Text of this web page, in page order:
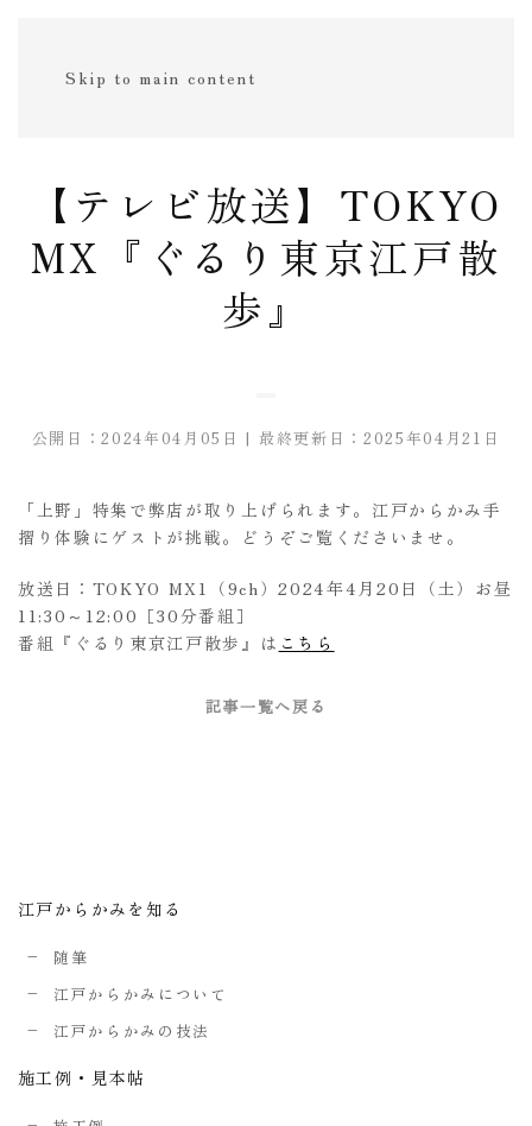
Skip to main content
【テレビ放送】TOKYO
MX『ぐるり東京江戸散
歩』
公開日：2024年04月05日 | 最終更新日：2025年04月21日
「上野」特集で弊店が取り上げられます。江戸からかみ手
摺り体験にゲストが挑戦。どうぞご覧くださいませ。
放送日：TOKYO MX1（9ch）2024年4月20日（土）お昼
11:30～12:00［30分番組］
番組『ぐるり東京江戸散歩』は こちら
記事一覧へ戻る
江戸からかみを知る
随筆
江戸からかみについて
江戸からかみの技法
施工例・見本帖